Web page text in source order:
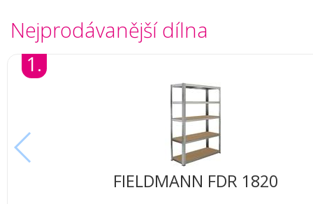
Nejprodávanější dílna
1.
FIELDMANN FDR 1820